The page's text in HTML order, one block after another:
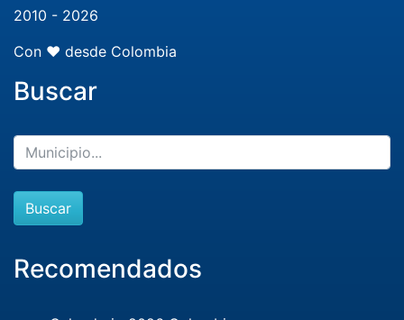
2010 - 2026
Con ❤️ desde Colombia
Buscar
Buscar
Recomendados